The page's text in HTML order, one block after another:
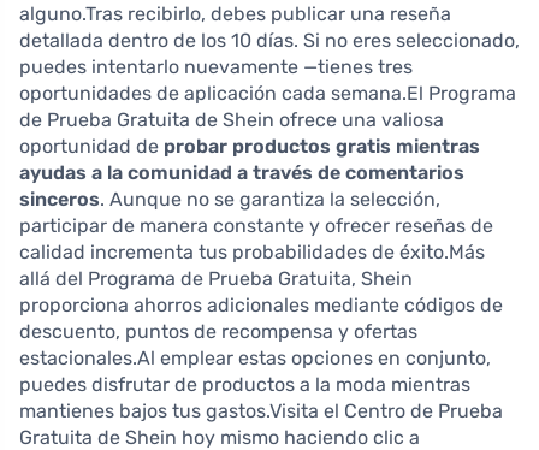
alguno.Tras recibirlo, debes publicar una reseña
detallada dentro de los 10 días. Si no eres seleccionado,
puedes intentarlo nuevamente —tienes tres
oportunidades de aplicación cada semana.El Programa
de Prueba Gratuita de Shein ofrece una valiosa
oportunidad de probar productos gratis mientras
ayudas a la comunidad a través de comentarios
sinceros. Aunque no se garantiza la selección,
participar de manera constante y ofrecer reseñas de
calidad incrementa tus probabilidades de éxito.Más
allá del Programa de Prueba Gratuita, Shein
proporciona ahorros adicionales mediante códigos de
descuento, puntos de recompensa y ofertas
estacionales.Al emplear estas opciones en conjunto,
puedes disfrutar de productos a la moda mientras
mantienes bajos tus gastos.Visita el Centro de Prueba
Gratuita de Shein hoy mismo haciendo clic a